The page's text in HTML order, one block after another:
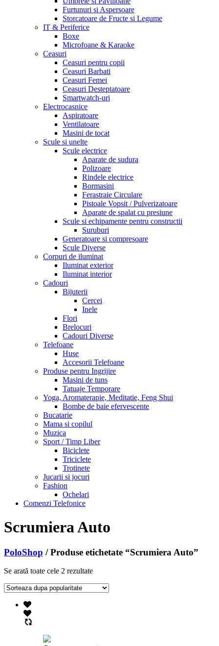
Furtunuri si Aspersoare
Storcatoare de Fructe si Legume
IT & Periferice
Boxe
Microfoane & Karaoke
Ceasuri
Ceasuri pentru copii
Ceasuri Barbati
Ceasuri Femei
Ceasuri Desteptatoare
Smartwatch-uri
Electrocasnice
Aspiratoare
Ventilatoare
Masini de tocat
Scule si unelte
Scule electrice
Aparate de sudura
Polizoare
Rindele electrice
Bormasini
Ferastraie Circulare
Pistoale Vopsit / Pulverizatoare
Aparate de spalat cu presiune
Scule si echipamente pentru constructii
Suruburi
Generatoare si compresoare
Scule Diverse
Corpuri de iluminat
Iluminat exterior
Iluminat interior
Cadouri
Bijuterii
Cercei
Inele
Flori
Brelocuri
Cadouri Diverse
Telefoane
Huse
Accesorii Telefoane
Produse pentru Ingrijire
Masini de tuns
Tatuaje Temporare
Yoga, Aromaterapie, Meditatie, Feng Shui
Bombe de baie efervescente
Bucatarie
Mama si copilul
Muzica
Sport / Timp Liber
Biciclete
Triciclete
Trotinete
Jucarii si jocuri
Fashion
Ochelari
Comenzi Telefonice
Scrumiera Auto
PoloShop / Produse etichetate “Scrumiera Auto”
Se arată toate cele 2 rezultate